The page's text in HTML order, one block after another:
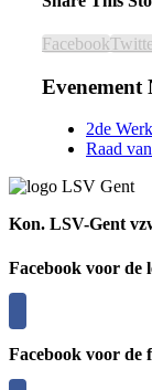
Facebook
Evenement
2de
Raad
Kon. LSV-Gent
Facebook voor de
Facebook voor de